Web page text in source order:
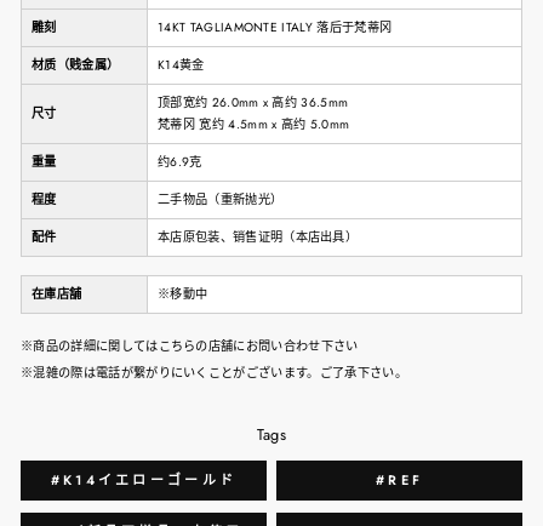
雕刻 14KT TAGLIAMONTE ITALY 落后于梵蒂冈
材质（贱金属） K14黄金
尺寸
顶部宽约 26.0mm x 高约 36.5mm
梵蒂冈 宽约 4.5mm x 高约 5.0mm
重量 约6.9克
程度 二手物品（重新抛光）
配件 本店原包装、销售证明（本店出具）
在庫店舗 ※移動中
※商品の詳細に関してはこちらの店舗にお問い合わせ下さい
※混雑の際は電話が繋がりにいくことがございます。ご了承下さい。
Tags
#K14イエローゴールド #REF